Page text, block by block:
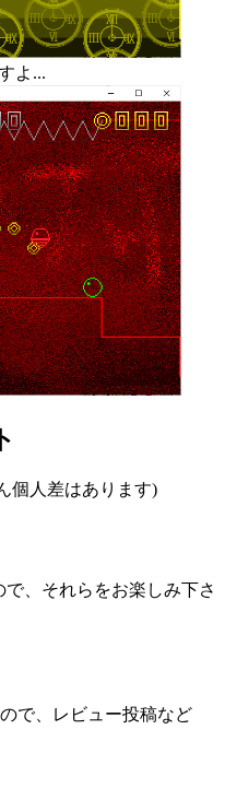
よ...
個人差はあります)
、それらをお楽しみ下さ
で、レビュー投稿など